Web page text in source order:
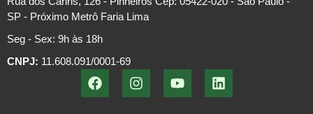
SP - Próximo Metrô Faria Lima
Seg - Sex: 9h às 18h
CNPJ: 11.608.091/0001-69